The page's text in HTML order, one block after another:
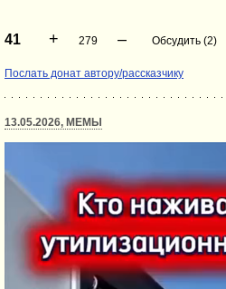
41 + 279 – Обсудить (2)
Послать донат автору/рассказчику
13.05.2026, МЕМЫ